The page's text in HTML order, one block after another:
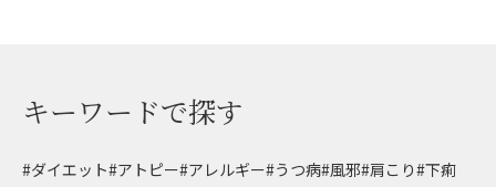
キーワードで探す
#ダイエット#アトピー#アレルギー#うつ病#風邪#肩こり#下痢